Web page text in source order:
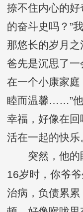
捺不住内心的好
的奋斗史吗？”
那悠长的岁月
爸先是沉思了一
在一个小康家
睦而温馨……”他
幸福，好像在
活在一起的快乐
突然，他的
16岁时，你爷
治病，负债累累